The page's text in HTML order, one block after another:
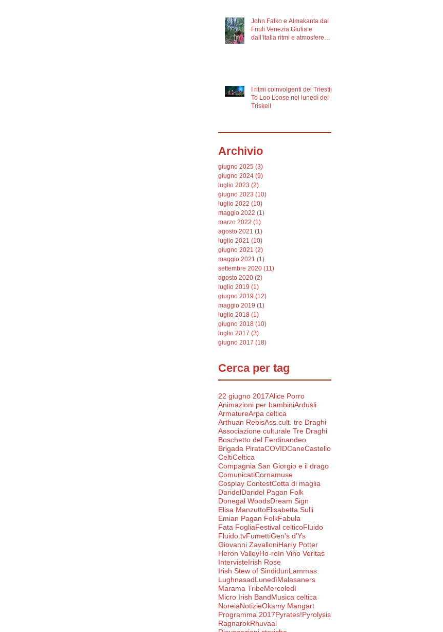
John Falko e Almakanta dal
Friuli Venezia Giulia e
dall’Italia ritmi e atmosfere
I ritmi coinvolgenti dei Triestini
To Loo Loose nel lunedì del
Triskell
Archivio
giugno 2025 (3)
giugno 2024 (9)
luglio 2023 (2)
giugno 2023 (10)
luglio 2022 (10)
maggio 2022 (1)
marzo 2022 (1)
agosto 2021 (1)
luglio 2021 (10)
giugno 2021 (2)
maggio 2021 (1)
settembre 2020 (11)
agosto 2020 (2)
luglio 2019 (1)
giugno 2019 (12)
maggio 2019 (1)
luglio 2018 (1)
giugno 2018 (10)
luglio 2017 (3)
giugno 2017 (18)
Cerca per tag
22 giugno 2017Alice Porro
Animazioni per bambiniArdusli
ArmatureArpa celtica
Arthuan RebisAss.cult. tre Draghi
Associazione culturale Tre Draghi
Boschetto del Ferdinandeo
Brigada PirataCOVIDCaneCastello
CeltiCeltica
Compagnia San Giorgio e il drago
ComunicatiCornamuse
Cosplay ContestCotta di maglia
DaridelDaridel Pagan Folk
Donegal WoodsDream Sign
Elisa ManzuttoElisabetta Sulli
Emian Pagan FolkFabula
Fata FogliaFestival celticoFluido
Fluido.tvFumettiGen's d'Ys
Giovanni ZavalloniHarry Potter
Heron ValleyHo-roIn Vino Veritas
IntervisteIrish Rose
Irish Stew of SindidunLammas
LughnasadLunedìMalasaners
Marama TribeMercoledì
Micro Irish BandMusica celtica
NoreiaNotizieOkamy Mangart
Programma 2017Pyrates!Pyrolysis
RagnarokRhuvaal